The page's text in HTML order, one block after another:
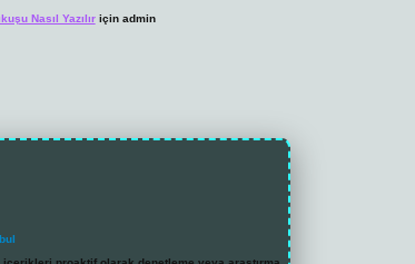
Nasıl Yazılıriçin admin